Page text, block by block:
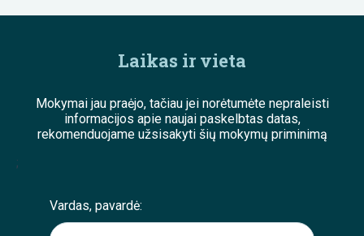
Laikas ir vieta
Mokymai jau praėjo, tačiau jei norėtumėte nepraleisti
informacijos apie naujai paskelbtas datas,
rekomenduojame užsisakyti šių mokymų priminimą
;
Vardas, pavardė: